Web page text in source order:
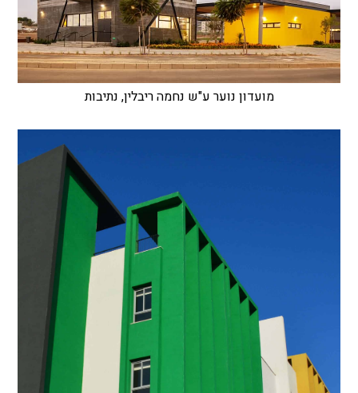
מועדון נוער ע"ש נחמה ריבלין, נתיבות